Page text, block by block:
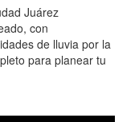
Juárez
con
de lluvia por la
para planear tu